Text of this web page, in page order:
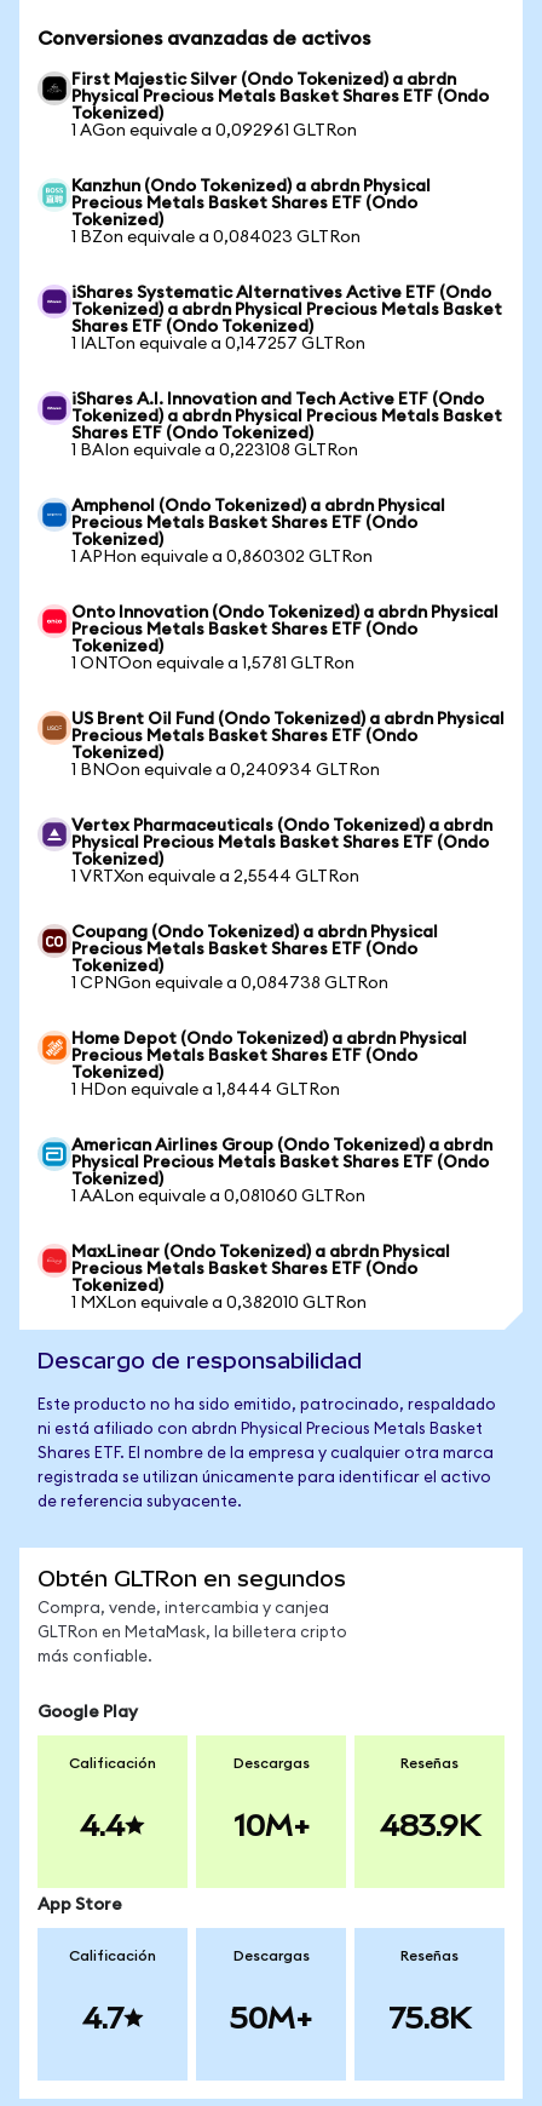
Conversiones avanzadas de activos
First Majestic Silver (Ondo Tokenized) a abrdn
Physical Precious Metals Basket Shares ETF (Ondo
Tokenized)
1 AGon equivale a 0,092961 GLTRon
Kanzhun (Ondo Tokenized) a abrdn Physical
Precious Metals Basket Shares ETF (Ondo
Tokenized)
1 BZon equivale a 0,084023 GLTRon
iShares Systematic Alternatives Active ETF (Ondo
Tokenized) a abrdn Physical Precious Metals Basket
Shares ETF (Ondo Tokenized)
1 IALTon equivale a 0,147257 GLTRon
iShares A.I. Innovation and Tech Active ETF (Ondo
Tokenized) a abrdn Physical Precious Metals Basket
Shares ETF (Ondo Tokenized)
1 BAIon equivale a 0,223108 GLTRon
Amphenol (Ondo Tokenized) a abrdn Physical
Precious Metals Basket Shares ETF (Ondo
Tokenized)
1 APHon equivale a 0,860302 GLTRon
Onto Innovation (Ondo Tokenized) a abrdn Physical
Precious Metals Basket Shares ETF (Ondo
Tokenized)
1 ONTOon equivale a 1,5781 GLTRon
US Brent Oil Fund (Ondo Tokenized) a abrdn Physical
Precious Metals Basket Shares ETF (Ondo
Tokenized)
1 BNOon equivale a 0,240934 GLTRon
Vertex Pharmaceuticals (Ondo Tokenized) a abrdn
Physical Precious Metals Basket Shares ETF (Ondo
Tokenized)
1 VRTXon equivale a 2,5544 GLTRon
Coupang (Ondo Tokenized) a abrdn Physical
Precious Metals Basket Shares ETF (Ondo
Tokenized)
1 CPNGon equivale a 0,084738 GLTRon
Home Depot (Ondo Tokenized) a abrdn Physical
Precious Metals Basket Shares ETF (Ondo
Tokenized)
1 HDon equivale a 1,8444 GLTRon
American Airlines Group (Ondo Tokenized) a abrdn
Physical Precious Metals Basket Shares ETF (Ondo
Tokenized)
1 AALon equivale a 0,081060 GLTRon
MaxLinear (Ondo Tokenized) a abrdn Physical
Precious Metals Basket Shares ETF (Ondo
Tokenized)
1 MXLon equivale a 0,382010 GLTRon
Descargo de responsabilidad
Este producto no ha sido emitido, patrocinado, respaldado
ni está afiliado con abrdn Physical Precious Metals Basket
Shares ETF. El nombre de la empresa y cualquier otra marca
registrada se utilizan únicamente para identificar el activo
de referencia subyacente.
Obtén GLTRon en segundos
Compra, vende, intercambia y canjea
GLTRon en MetaMask, la billetera cripto
más confiable.
Google Play
Calificación
4.4
Descargas
10M+
Reseñas
483.9K
App Store
Calificación
4.7
Descargas
50M+
Reseñas
75.8K